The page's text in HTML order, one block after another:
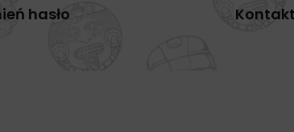
hasło
Kontakt